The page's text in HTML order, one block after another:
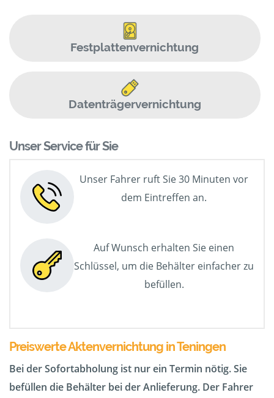
Festplattenvernichtung
Datenträgervernichtung
Unser Service für Sie
Unser Fahrer ruft Sie 30 Minuten vor
dem Eintreffen an.
Auf Wunsch erhalten Sie einen
Schlüssel, um die Behälter einfacher zu
befüllen.
Preiswerte Aktenvernichtung in Teningen
Bei der Sofortabholung ist nur ein Termin nötig. Sie
befüllen die Behälter bei der Anlieferung. Der Fahrer